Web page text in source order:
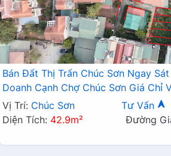
Bán Đất Thị Trấn Chúc Sơn Ngay
Doanh Cạnh Chợ Chúc Sơn Giá Chỉ
Vị Trí: Chúc Sơn Tư Vấn
Diện Tích: 42.9m² Đường